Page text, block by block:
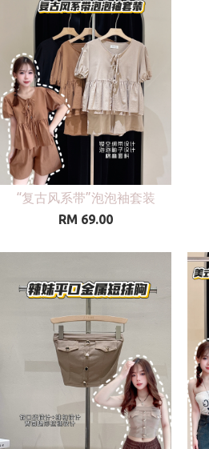
“复古风系带”泡泡袖套装
RM 69.00